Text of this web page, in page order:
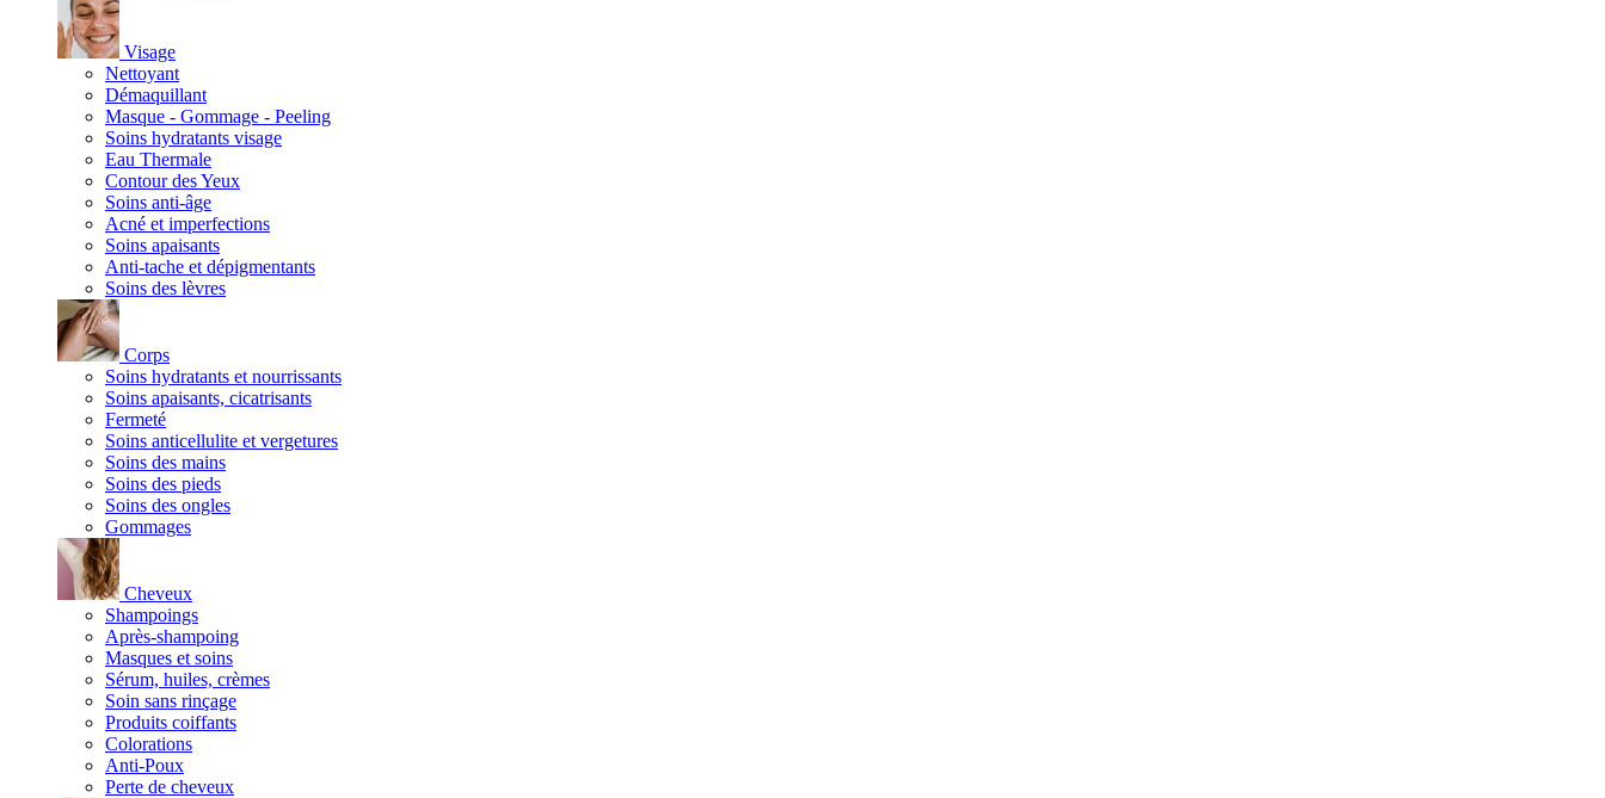
Visage
Nettoyant
Démaquillant
Masque - Gommage - Peeling
Soins hydratants visage
Eau Thermale
Contour des Yeux
Soins anti-âge
Acné et imperfections
Soins apaisants
Anti-tache et dépigmentants
Soins des lèvres
Corps
Soins hydratants et nourrissants
Soins apaisants, cicatrisants
Fermeté
Soins anticellulite et vergetures
Soins des mains
Soins des pieds
Soins des ongles
Gommages
Cheveux
Shampoings
Après-shampoing
Masques et soins
Sérum, huiles, crèmes
Soin sans rinçage
Produits coiffants
Colorations
Anti-Poux
Perte de cheveux